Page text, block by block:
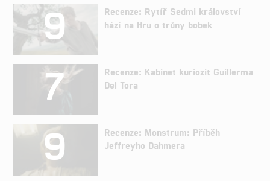
9
Recenze: Rytíř Sedmi království
hází na Hru o trůny bobek
7
Recenze: Kabinet kuriozit Guillerma
Del Tora
9
Recenze: Monstrum: Příběh
Jeffreyho Dahmera